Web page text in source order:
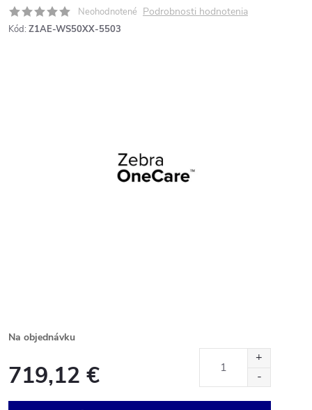
Neohodnotené Podrobnosti hodnotenia
Kód: Z1AE-WS50XX-5503
Na objednávku
719,12 €